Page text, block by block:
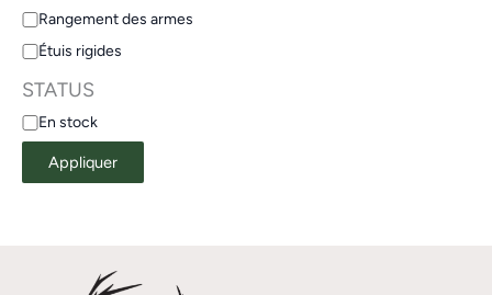
Rangement des armes
Étuis rigides
STATUS
En stock
Appliquer